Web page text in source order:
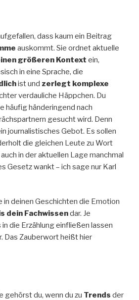
dass kaum ein Beitrag
auskommt. Sie ordnet aktuelle
größeren Kontext ein,
in eine Sprache, die
ist und zerlegt komplexe
verdauliche Häppchen. Du
häufig händeringend nach
gesucht wird. Denn
journalistisches Gebot. Es sollen
die gleichen Leute zu Wort
in der aktuellen Lage manchmal
Gesetz wankt – ich sage nur Karl
in deinen Geschichten die Emotion
dein Fachwissendar. Je
die Erzählung einfließen lassen
Das Zauberwort heißt hier
gehörst du, wenn du zu Trends der